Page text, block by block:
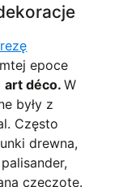
epoce
art déco.W
były z
Często
drewna,
czeczotę.